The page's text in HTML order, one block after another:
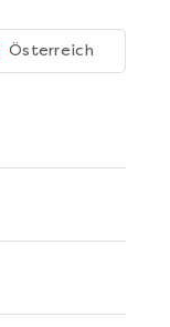
Österreich